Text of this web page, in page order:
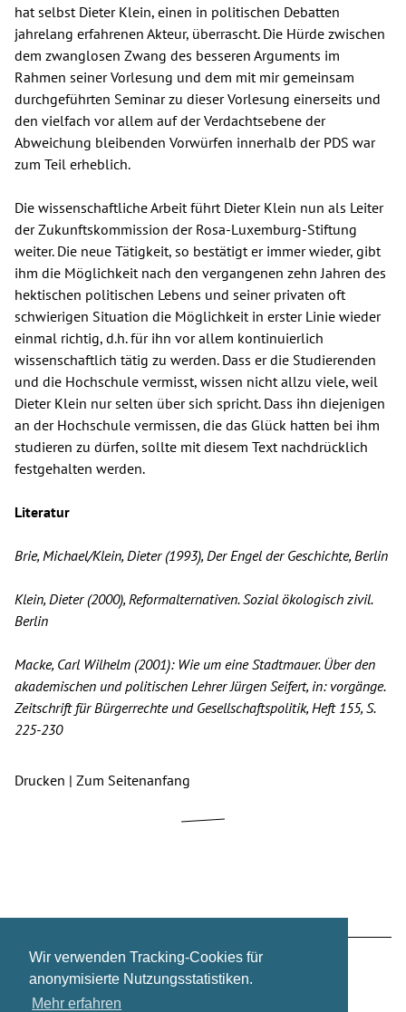
Wir verwenden Tracking-Cookies für
anonymisierte Nutzungsstatistiken.
Mehr erfahren
hat selbst Dieter Klein, einen in politischen Debatten
jahrelang erfahrenen Akteur, überrascht. Die Hürde zwischen
dem zwanglosen Zwang des besseren Arguments im
Rahmen seiner Vorlesung und dem mit mir gemeinsam
durchgeführten Seminar zu dieser Vorlesung einerseits und
den vielfach vor allem auf der Verdachtsebene der
Abweichung bleibenden Vorwürfen innerhalb der PDS war
zum Teil erheblich.
Die wissenschaftliche Arbeit führt Dieter Klein nun als Leiter
der Zukunftskommission der Rosa-Luxemburg-Stiftung
weiter. Die neue Tätigkeit, so bestätigt er immer wieder, gibt
ihm die Möglichkeit nach den vergangenen zehn Jahren des
hektischen politischen Lebens und seiner privaten oft
schwierigen Situation die Möglichkeit in erster Linie wieder
einmal richtig, d.h. für ihn vor allem kontinuierlich
wissenschaftlich tätig zu werden. Dass er die Studierenden
und die Hochschule vermisst, wissen nicht allzu viele, weil
Dieter Klein nur selten über sich spricht. Dass ihn diejenigen
an der Hochschule vermissen, die das Glück hatten bei ihm
studieren zu dürfen, sollte mit diesem Text nachdrücklich
festgehalten werden.
Literatur
Brie, Michael/Klein, Dieter (1993), Der Engel der Geschichte, Berlin
Klein, Dieter (2000), Reformalternativen. Sozial ökologisch zivil.
Berlin
Macke, Carl Wilhelm (2001): Wie um eine Stadtmauer. Über den
akademischen und politischen Lehrer Jürgen Seifert, in: vorgänge.
Zeitschrift für Bürgerrechte und Gesellschaftspolitik, Heft 155, S.
225-230
Drucken | Zum Seitenanfang
Zur regulären Website wechseln